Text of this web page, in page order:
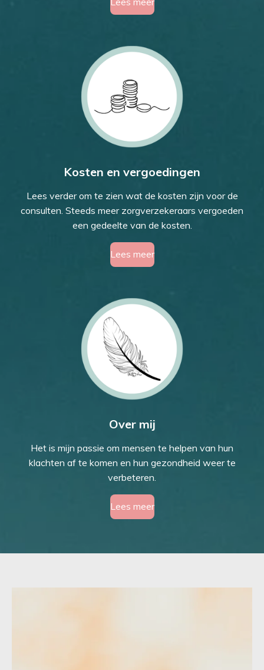
Kosten en vergoedingen
Lees verder om te zien wat de kosten zijn voor de
consulten. Steeds meer zorgverzekeraars vergoeden
een gedeelte van de kosten.
Lees meer
Over mij
Het is mijn passie om mensen te helpen van hun
klachten af te komen en hun gezondheid weer te
verbeteren.
Lees meer